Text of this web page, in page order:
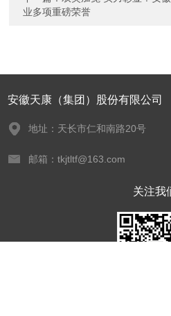
业多项重磅荣誉
安徽天康（集团）股份有限公司
地址：天长市仁和南路20号
邮箱：tkjtltf@163.com
关注我